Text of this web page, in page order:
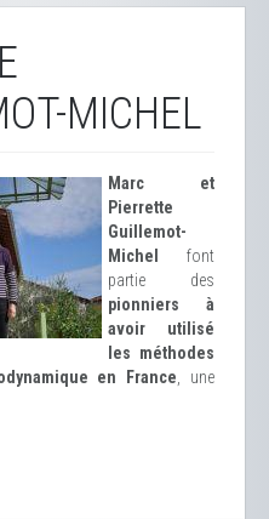
MICHEL
Marc et
Pierrette
Guillemot-
Michel
font
partie des
pionniers à
avoir utilisé
les méthodes
en France , une